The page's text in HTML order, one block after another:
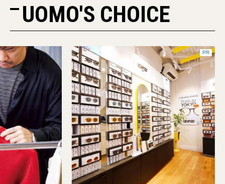
UOMO'S CHOICE